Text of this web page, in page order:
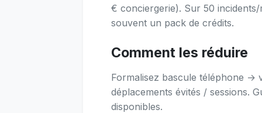
€ conciergerie). Sur 50 incidents/
souvent un pack de crédits.
Comment les réduire
Formalisez bascule téléphone →
déplacements évités / sessions.
disponibles.